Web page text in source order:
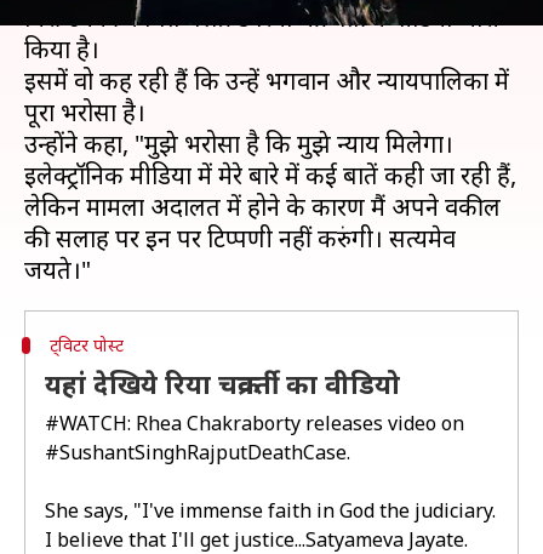
घिरीं उनकी कथित गर्लफ्रेंड रिया चक्रवर्ती ने वीडियो जारी
किया है।
इसमें वो कह रही हैं कि उन्हें भगवान और न्यायपालिका में
पूरा भरोसा है।
उन्होंने कहा, "मुझे भरोसा है कि मुझे न्याय मिलेगा।
इलेक्ट्रॉनिक मीडिया में मेरे बारे में कई बातें कही जा रही हैं,
लेकिन मामला अदालत में होने के कारण मैं अपने वकील
की सलाह पर इन पर टिप्पणी नहीं करुंगी। सत्यमेव
ट्विटर पोस्ट
यहां देखिये रिया चक्रवर्ती का वीडियो
#WATCH: Rhea Chakraborty releases video on
#SushantSinghRajputDeathCase.
She says, "I've immense faith in God the judiciary.
I believe that I'll get justice...Satyameva Jayate.